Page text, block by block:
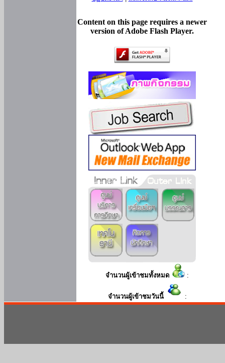
Content on this page requires a newer
version of Adobe Flash Player.
จำนวนผู้เข้าชมทั้งหมด :
จำนวนผู้เข้าชมวันนี้ :